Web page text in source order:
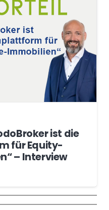
ist die
für Equity-
– Interview